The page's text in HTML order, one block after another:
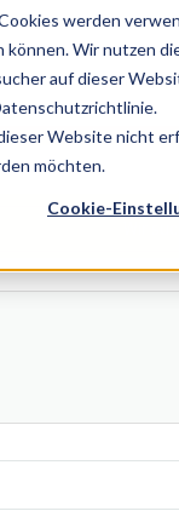
werden
Wir nutzen
auf dieser
Website nicht
möchten.
Cookie-
Wir